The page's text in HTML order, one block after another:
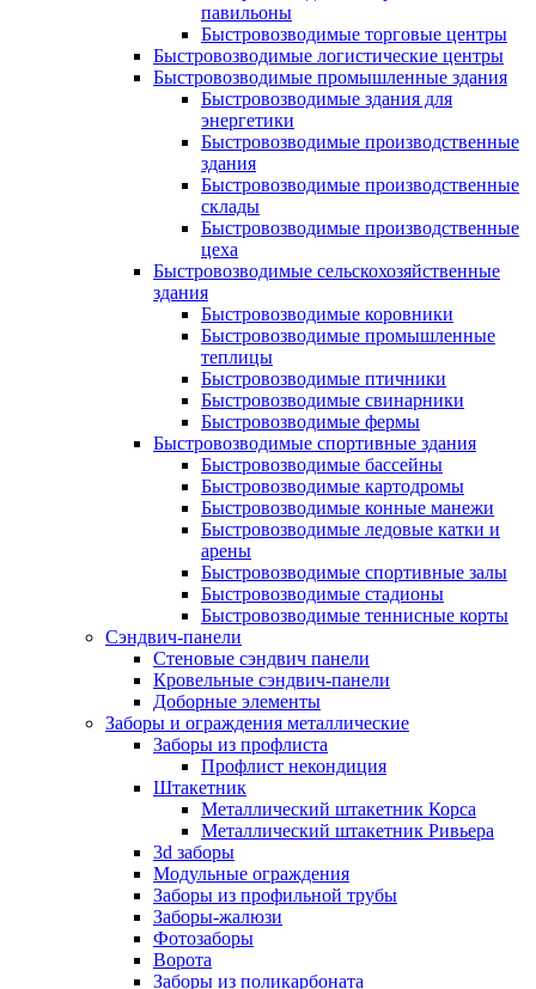
павильоны
Быстровозводимые торговые центры
Быстровозводимые логистические центры
Быстровозводимые промышленные здания
Быстровозводимые здания для
энергетики
Быстровозводимые производственные
здания
Быстровозводимые производственные
склады
Быстровозводимые производственные
цеха
Быстровозводимые сельскохозяйственные
здания
Быстровозводимые коровники
Быстровозводимые промышленные
теплицы
Быстровозводимые птичники
Быстровозводимые свинарники
Быстровозводимые фермы
Быстровозводимые спортивные здания
Быстровозводимые бассейны
Быстровозводимые картодромы
Быстровозводимые конные манежи
Быстровозводимые ледовые катки и
арены
Быстровозводимые спортивные залы
Быстровозводимые стадионы
Быстровозводимые теннисные корты
Сэндвич-панели
Стеновые сэндвич панели
Кровельные сэндвич-панели
Доборные элементы
Заборы и ограждения металлические
Заборы из профлиста
Профлист некондиция
Штакетник
Металлический штакетник Корса
Металлический штакетник Ривьера
3d заборы
Модульные ограждения
Заборы из профильной трубы
Заборы-жалюзи
Фотозаборы
Ворота
Заборы из поликарбоната